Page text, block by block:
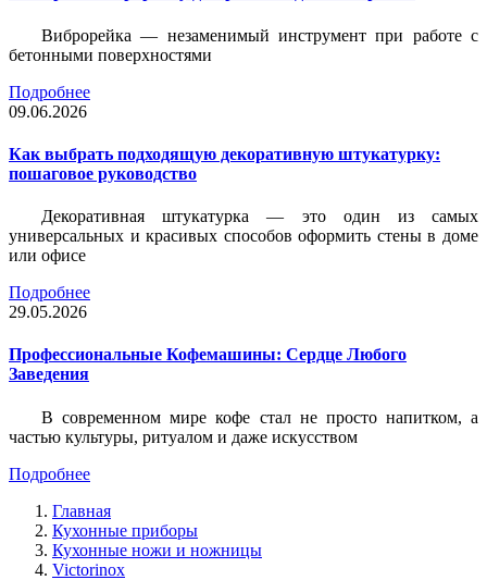
Виброрейка — незаменимый инструмент при работе с
бетонными поверхностями
Подробнее
09.06.2026
Как выбрать подходящую декоративную штукатурку:
пошаговое руководство
Декоративная штукатурка — это один из самых
универсальных и красивых способов оформить стены в доме
или офисе
Подробнее
29.05.2026
Профессиональные Кофемашины: Сердце Любого
Заведения
В современном мире кофе стал не просто напитком, а
частью культуры, ритуалом и даже искусством
Подробнее
Главная
Кухонные приборы
Кухонные ножи и ножницы
Victorinox